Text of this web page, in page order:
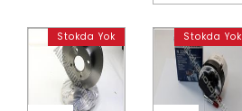
Stokda Yok Stokda Yok